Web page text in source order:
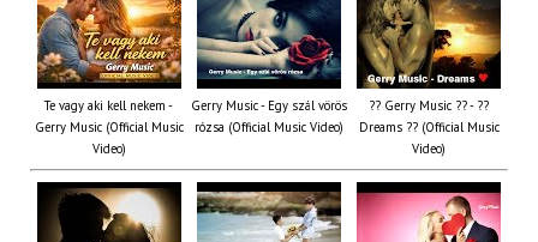
Te vagy aki kell nekem -
Gerry Music (Official Music
Video)
Gerry Music - Egy szál vörös
rózsa (Official Music Video)
?? Gerry Music ?? - ??
Dreams ?? (Official Music
Video)